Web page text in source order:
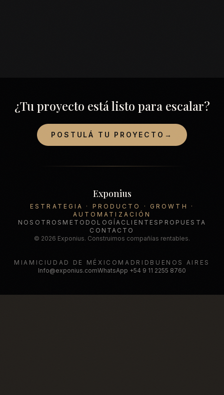
¿Tu proyecto está listo para escalar?
POSTULÁ TU PROYECTO →
Exponius
ESTRATEGIA · PRODUCTO · GROWTH ·
AUTOMATIZACIÓN
NOSOTROS METODOLOGÍA CLIENTES PROPUESTA
CONTACTO
© 2026 Exponius. Construimos compañías rentables.
MIAMI CIUDAD DE MÉXICO MADRID BUENOS AIRES
Info@exponius.comWhatsApp +54 9 11 2255 8760